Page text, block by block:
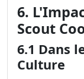
6.
Scout
6.1 Dans
Culture